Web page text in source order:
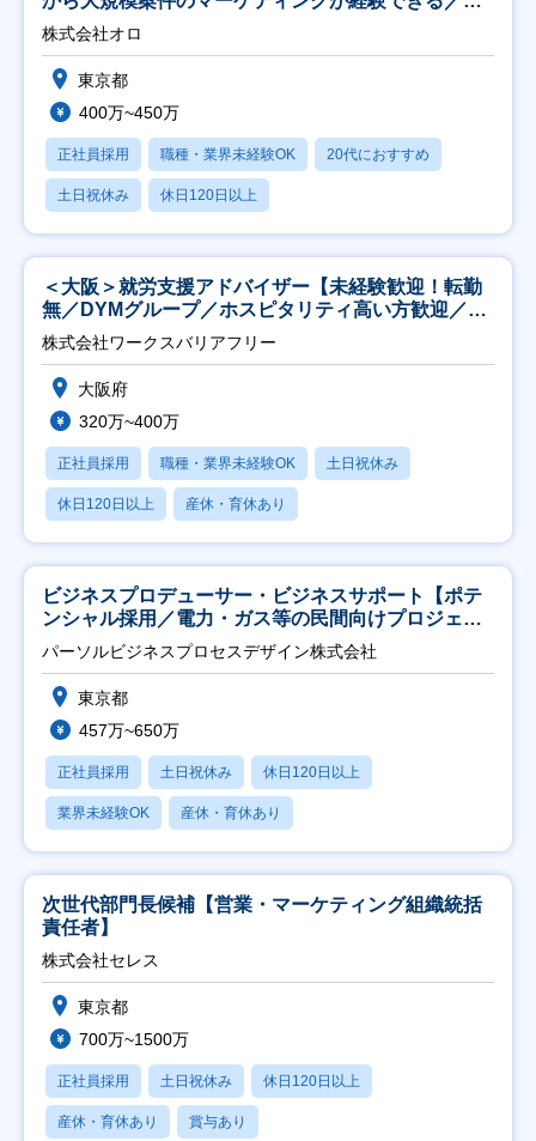
修充実】
株式会社オロ
東京都
400万~450万
正社員採用 職種・業界未経験OK 20代におすすめ
土日祝休み 休日120日以上
＜大阪＞就労支援アドバイザー【未経験歓迎！転勤
無／DYMグループ／ホスピタリティ高い方歓迎／土
日祝】
株式会社ワークスバリアフリー
大阪府
320万~400万
正社員採用 職種・業界未経験OK 土日祝休み
休日120日以上 産休・育休あり
ビジネスプロデューサー・ビジネスサポート【ポテ
ンシャル採用／電力・ガス等の民間向けプロジェク
ト推進】
パーソルビジネスプロセスデザイン株式会社
東京都
457万~650万
正社員採用 土日祝休み 休日120日以上
業界未経験OK 産休・育休あり
次世代部門長候補【営業・マーケティング組織統括
責任者】
株式会社セレス
東京都
700万~1500万
正社員採用 土日祝休み 休日120日以上
産休・育休あり 賞与あり